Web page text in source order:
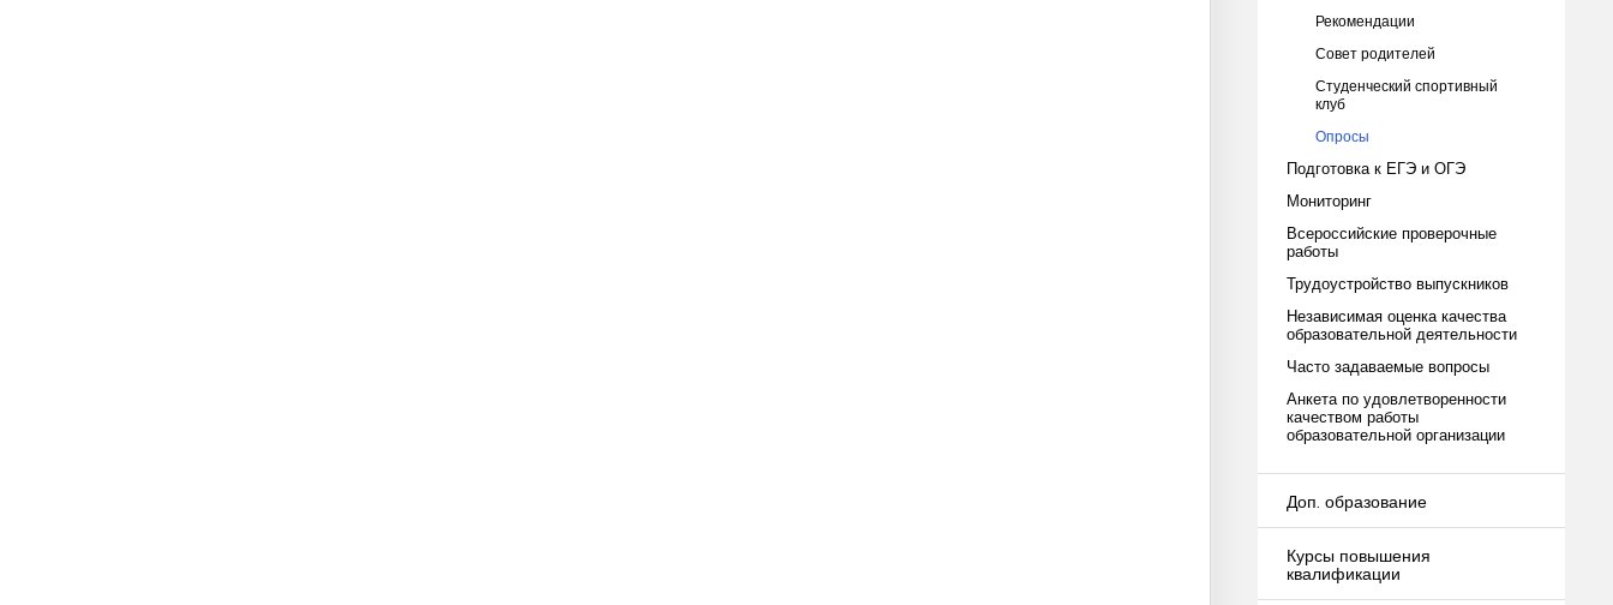
Рекомендации
Совет родителей
Студенческий спортивный
клуб
Опросы
Подготовка к ЕГЭ и ОГЭ
Мониторинг
Всероссийские проверочные
работы
Трудоустройство выпускников
Независимая оценка качества
образовательной деятельности
Часто задаваемые вопросы
Анкета по удовлетворенности
качеством работы
образовательной организации
Доп. образование
Курсы повышения
квалификации